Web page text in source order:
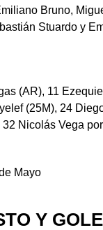
Bruno,
Stuardo y
(AR), 11
(25M), 24
Nicolás Vega
Mayo
Y